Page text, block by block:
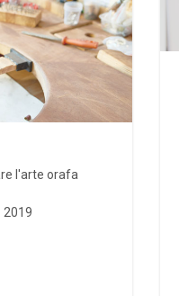
l'arte orafa
2019